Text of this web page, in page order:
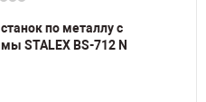
по металлу с
STALEX BS-712 N